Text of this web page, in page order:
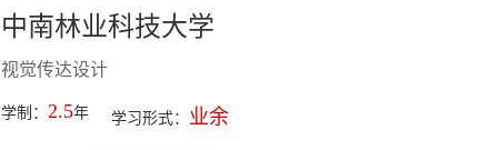
中南林业科技大学
视觉传达设计
学制： 2.5年 学习形式： 业余